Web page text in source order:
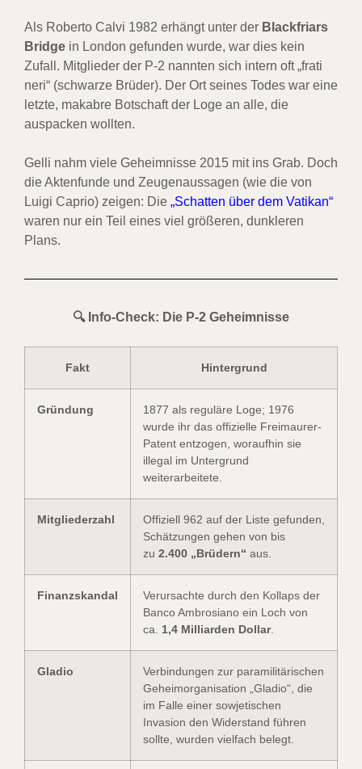
Als Roberto Calvi 1982 erhängt unter der Blackfriars
Bridge in London gefunden wurde, war dies kein
Zufall. Mitglieder der P-2 nannten sich intern oft „frati
neri“ (schwarze Brüder). Der Ort seines Todes war eine
letzte, makabre Botschaft der Loge an alle, die
auspacken wollten.
Gelli nahm viele Geheimnisse 2015 mit ins Grab. Doch
die Aktenfunde und Zeugenaussagen (wie die von
Luigi Caprio) zeigen: Die „Schatten über dem Vatikan“
waren nur ein Teil eines viel größeren, dunkleren
Plans.
🔍 Info-Check: Die P-2 Geheimnisse
Fakt Hintergrund
Gründung
1877 als reguläre Loge; 1976
wurde ihr das offizielle Freimaurer-
Patent entzogen, woraufhin sie
illegal im Untergrund
weiterarbeitete.
Mitgliederzahl
Offiziell 962 auf der Liste gefunden,
Schätzungen gehen von bis
zu 2.400 „Brüdern“ aus.
Finanzskandal
Verursachte durch den Kollaps der
Banco Ambrosiano ein Loch von
ca. 1,4 Milliarden Dollar.
Gladio
Verbindungen zur paramilitärischen
Geheimorganisation „Gladio“, die
im Falle einer sowjetischen
Invasion den Widerstand führen
sollte, wurden vielfach belegt.